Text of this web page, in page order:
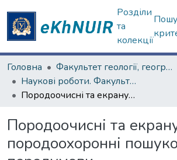
Розділи
та
колекції
Головна
Факультет геології, географіії, рекреації і туризму
Наукові роботи. Факультет геології, географіії, рекреації і туризму
Породоочисні та екрануючі породоохоронні пошукові передумови
Породоочисні та
породоохоронні